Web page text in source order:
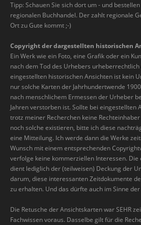
Tipp: Schauen Sie sich dort um - und
regionalen Buchhandel. Der zahlt regionale
Ort zu Gute kommt ;-)
Copyright der dargestellten historischen
Ein Werk wie ein Foto, eine Grafik oder ein
nach dem Tod des Urhebers
eingestellten historischen Ansichten ist kein
nur solche Karten der Jahrhundertwende
nach menschlichem Ermessen der Urheber
Jahren verstorben ist. Sollte bei eingestellten
trotz meiner Recherchen keine
noch solche existieren, bitte ich diese
eine Mitteilung. Ich werde dann die Werke
Wunsch mit einem entsprechenden
verfolge keine kommerziellen Interessen. Die
dient lediglich der (teilweisen) Deckung der
darum, diese interessanten Zeitdokumente
zu erhalten. Und das dürfte auch im Sinne
Die Retusche der Ansichtskarten war SEHR
Fachwissen voraus. Dasselbe gilt für die